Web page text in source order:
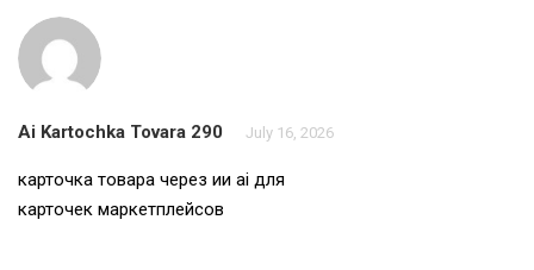
Ai Kartochka Tovara 290 July 16, 2026
карточка товара через ии ai для
карточек маркетплейсов